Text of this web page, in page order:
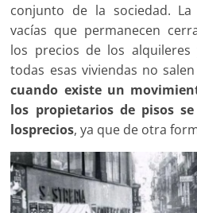
conjunto de la sociedad. La
vacías que permanecen
los precios de los
todas esas viviendas no
cuando existe un
los propietarios de pisos
losprecios, ya que de otra